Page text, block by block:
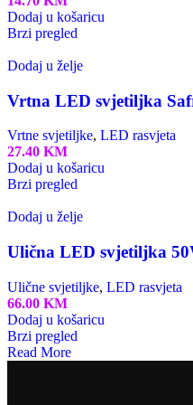
Dodaj u košaricu
Brzi pregled
Dodaj u želje
Vrtna LED svjetiljka
Vrtne svjetiljke, LED rasvjeta
27.40 KM
Dodaj u košaricu
Brzi pregled
Dodaj u želje
Ulična LED svjetiljka
Ulične svjetiljke, LED rasvjeta
66.00 KM
Dodaj u košaricu
Brzi pregled
Read More